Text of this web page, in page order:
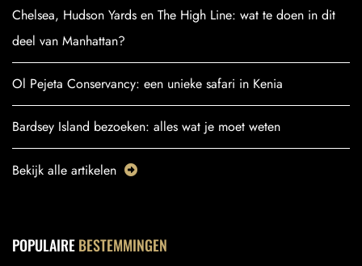
Chelsea, Hudson Yards en The High Line: wat te doen in dit
deel van Manhattan?
Ol Pejeta Conservancy: een unieke safari in Kenia
Bardsey Island bezoeken: alles wat je moet weten
Bekijk alle artikelen
POPULAIREBESTEMMINGEN